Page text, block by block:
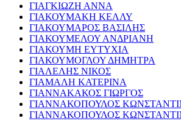
ΓΙΑΓΚΙΩΖΗ ΑΝΝΑ
ΓΙΑΚΟΥΜΑΚΗ ΚΕΛΛΥ
ΓΙΑΚΟΥΜΑΡΟΣ ΒΑΣΙΛΗΣ
ΓΙΑΚΟΥΜΕΛΟΥ ΑΝΔΡΙΑΝΗ
ΓΙΑΚΟΥΜΗ ΕΥΤΥΧΙΑ
ΓΙΑΚΟΥΜΟΓΛΟΥ ΔΗΜΗΤΡΑ
ΓΙΑΛΕΛΗΣ ΝΙΚΟΣ
ΓΙΑΜΑΛΗ ΚΑΤΕΡΙΝΑ
ΓΙΑΝΝΑΚΑΚΟΣ ΓΙΩΡΓΟΣ
ΓΙΑΝΝΑΚΟΠΟΥΛΟΣ
ΓΙΑΝΝΑΚΟΠΟΥΛΟΣ